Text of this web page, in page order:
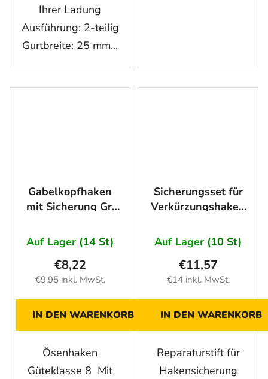
Ihrer Ladung
Ausführung: 2-teilig
Gurtbreite: 25 mm...
Gabelkopfhaken
mit Sicherung Gr.
3150kg
Auf Lager (14 St)
€9,95 inkl. MwSt.
€8,22
IN DEN WARENKORB
Ösenhaken
Güteklasse 8 Mit
Sicherungsset für
Verkürzungshaken
Auf Lager (10 St)
€14 inkl. MwSt.
€11,57
IN DEN WARENKORB
Reparaturstift für
Hakensicherung